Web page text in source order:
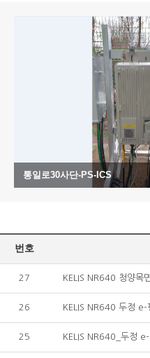
통일로30사단-PS-ICS
번호
27 KELIS NR640 청양목
26 KELIS NR640 두정
25 KELIS NR640_두정